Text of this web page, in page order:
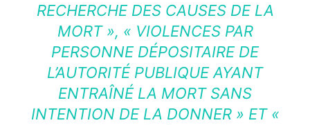
RECHERCHE DES CAUSES DE LA
MORT », « VIOLENCES PAR
PERSONNE DÉPOSITAIRE DE
L’AUTORITÉ PUBLIQUE AYANT
ENTRAÎNÉ LA MORT SANS
INTENTION DE LA DONNER » ET «